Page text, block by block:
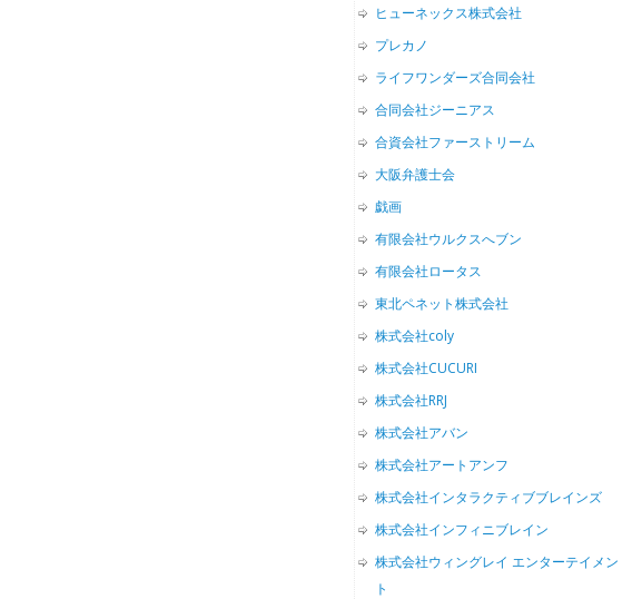
ヒューネックス株式会社
プレカノ
ライフワンダーズ合同会社
合同会社ジーニアス
合資会社ファーストリーム
大阪弁護士会
戯画
有限会社ウルクスへブン
有限会社ロータス
東北ペネット株式会社
株式会社coly
株式会社CUCURI
株式会社RRJ
株式会社アバン
株式会社アートアンフ
株式会社インタラクティブブレインズ
株式会社インフィニブレイン
株式会社ウィングレイ エンターテイメン
ト